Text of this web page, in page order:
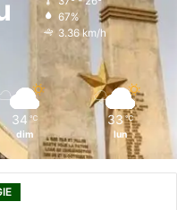
r
67%
3.36 km/h
34 ℃
dim
33 ℃
lun